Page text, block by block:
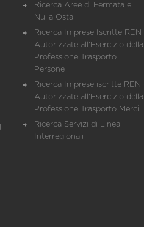
Ricerca Aree di Fermata e
Nulla Osta
Ricerca Imprese Iscritte REN
Autorizzate all'Esercizio della
Professione Trasporto
Persone
Ricerca Imprese iscritte REN
Autorizzate all'Esercizio della
Professione Trasporto Merci
Ricerca Servizi di Linea
Interregionali